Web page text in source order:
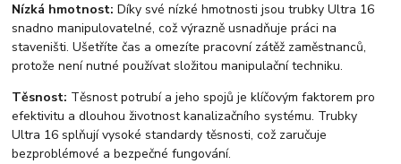
Nízká hmotnost: Díky své nízké hmotnosti jsou trubky Ultra 16
snadno manipulovatelné, což výrazně usnadňuje práci na
staveništi. Ušetříte čas a omezíte pracovní zátěž zaměstnanců,
protože není nutné používat složitou manipulační techniku.
Těsnost: Těsnost potrubí a jeho spojů je klíčovým faktorem pro
efektivitu a dlouhou životnost kanalizačního systému. Trubky
Ultra 16 splňují vysoké standardy těsnosti, což zaručuje
bezproblémové a bezpečné fungování.